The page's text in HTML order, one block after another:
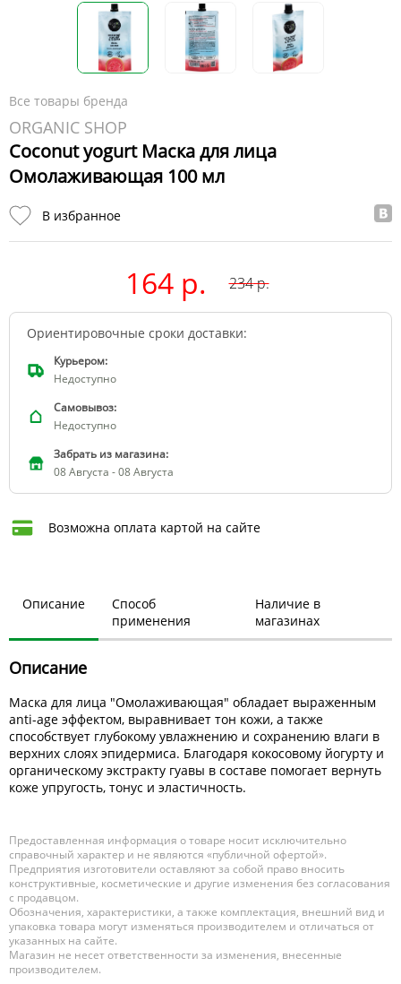
Все товары бренда
ORGANIC SHOP
Coconut yogurt Маска для лица
Омолаживающая 100 мл
В избранное
164 р. 234р.
Ориентировочные сроки доставки:
Курьером:
Недоступно
Самовывоз:
Недоступно
Забрать из магазина:
08 Августа - 08 Августа
Возможна оплата картой на сайте
Описание
Способ
применения
Наличие в
магазинах
Описание
Маска для лица "Омолаживающая" обладает выраженным
anti-age эффектом, выравнивает тон кожи, а также
способствует глубокому увлажнению и сохранению влаги в
верхних слоях эпидермиса. Благодаря кокосовому йогурту и
органическому экстракту гуавы в составе помогает вернуть
коже упругость, тонус и эластичность.
Предоставленная информация о товаре носит исключительно
справочный характер и не являются «публичной офертой».
Предприятия изготовители оставляют за собой право вносить
конструктивные, косметические и другие изменения без согласования
с продавцом.
Обозначения, характеристики, а также комплектация, внешний вид и
упаковка товара могут изменяться производителем и отличаться от
указанных на сайте.
Магазин не несет ответственности за изменения, внесенные
производителем.